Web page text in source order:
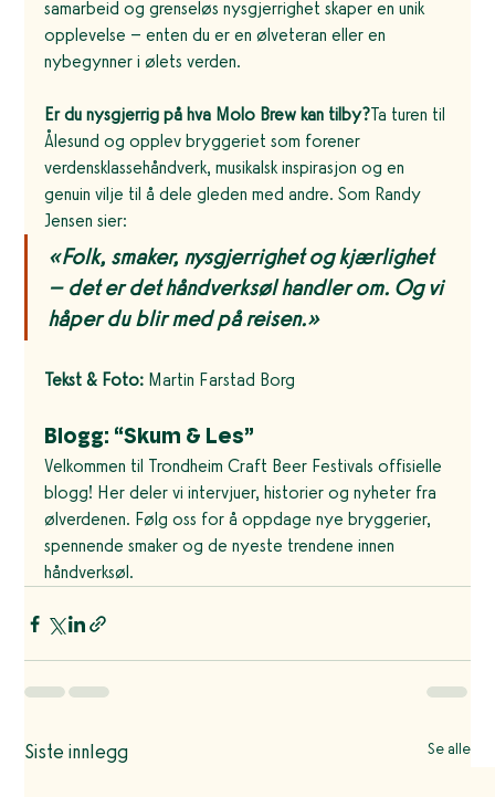
samarbeid og grenseløs nysgjerrighet skaper en unik
opplevelse – enten du er en ølveteran eller en
nybegynner i ølets verden.
Er du nysgjerrig på hva Molo Brew kan tilby?Ta turen til
Ålesund og opplev bryggeriet som forener
verdensklassehåndverk, musikalsk inspirasjon og en
genuin vilje til å dele gleden med andre. Som Randy
Jensen sier:
«Folk, smaker, nysgjerrighet og kjærlighet
– det er det håndverksøl handler om. Og vi
håper du blir med på reisen.»
Tekst & Foto: Martin Farstad Borg
Blogg: “Skum & Les”
Velkommen til Trondheim Craft Beer Festivals offisielle
blogg! Her deler vi intervjuer, historier og nyheter fra
ølverdenen. Følg oss for å oppdage nye bryggerier,
spennende smaker og de nyeste trendene innen
håndverksøl.
Siste innlegg Se alle